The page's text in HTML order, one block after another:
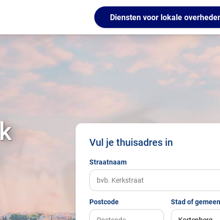
Diensten voor lokale
Vul je thuisadres in
Straatnaam
Postcode Stad of